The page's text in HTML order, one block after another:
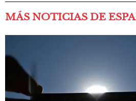
MÁS NOTICIAS DE